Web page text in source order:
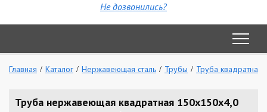
Не дозвонились?
Главная Каталог Нержавеющая сталь Трубы Труба квадратная
Труба нержавеющая квадратная 150х150х4,0